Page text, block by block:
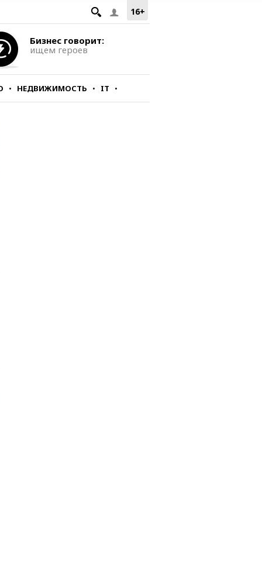
16+
Бизнес говорит:
ищем героев
НЕДВИЖИМОСТЬ IT